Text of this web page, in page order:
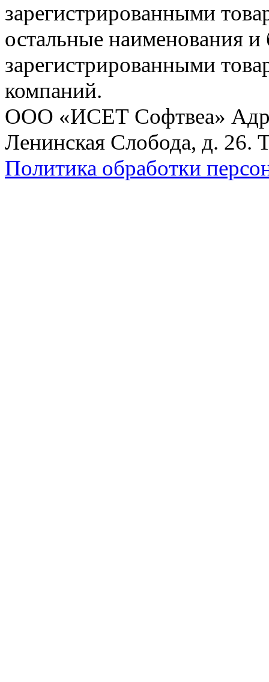
зарегистрированными
остальные наименования
зарегистрированными
компаний.
ООО «ИСЕТ Софтвеа»
Ленинская Слобода, д. 26.
Политика обработки